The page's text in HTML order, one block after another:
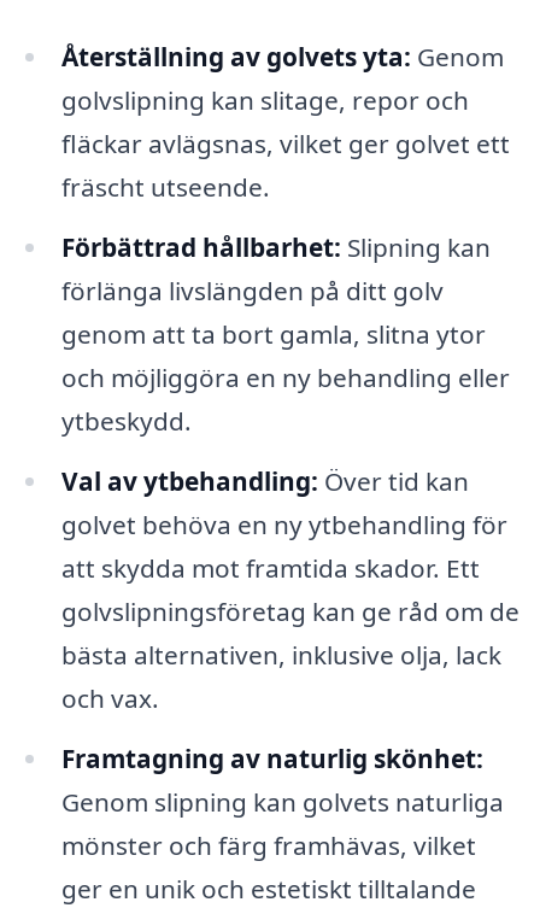
Återställning av golvets yta: Genom
golvslipning kan slitage, repor och
fläckar avlägsnas, vilket ger golvet ett
fräscht utseende.
Förbättrad hållbarhet: Slipning kan
förlänga livslängden på ditt golv
genom att ta bort gamla, slitna ytor
och möjliggöra en ny behandling eller
ytbeskydd.
Val av ytbehandling: Över tid kan
golvet behöva en ny ytbehandling för
att skydda mot framtida skador. Ett
golvslipningsföretag kan ge råd om de
bästa alternativen, inklusive olja, lack
och vax.
Framtagning av naturlig skönhet:
Genom slipning kan golvets naturliga
mönster och färg framhävas, vilket
ger en unik och estetiskt tilltalande